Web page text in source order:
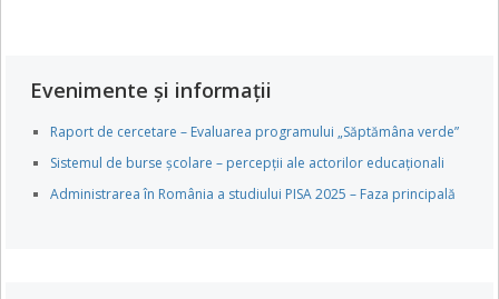
Evenimente și informații
Raport de cercetare – Evaluarea programului „Săptămâna verde”
Sistemul de burse școlare – percepții ale actorilor educaționali
Administrarea în România a studiului PISA 2025 – Faza principală